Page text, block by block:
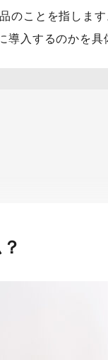
ことを指しま
入するのかを具